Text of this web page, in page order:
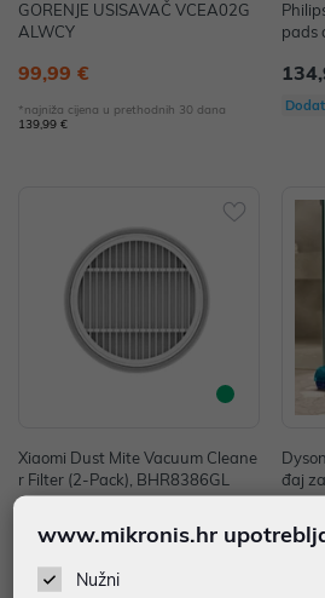
GORENJE USISAVAČ VCEA02G
ALWCY
99,99 €
*najniža cijena u prethodnih 30 dana
139,99 €
pads
Xiaomi Dust Mite Vacuum Cleane
r Filter (2-Pack), BHR8386GL
đaj
www.mikronis.hr
Nužni